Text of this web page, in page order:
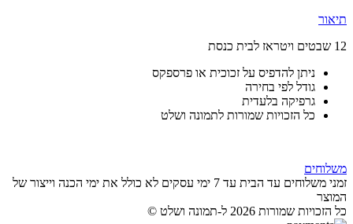
תיאור
12 שבטים ויטראז לבית כנסת
ניתן להדפיס על זכוכית או פרספקס
גודל לפי בחירה
גרפיקה בלעדית
כל הזכויות שמורות לתמונה ושלט
משלוחים
זמני משלוחים עד הבית עד 7 ימי עסקים לא כולל את ימי הכנה וייצור של
המוצר
כל הזכויות שמורות 2026 ל-תמונה ושלט ©